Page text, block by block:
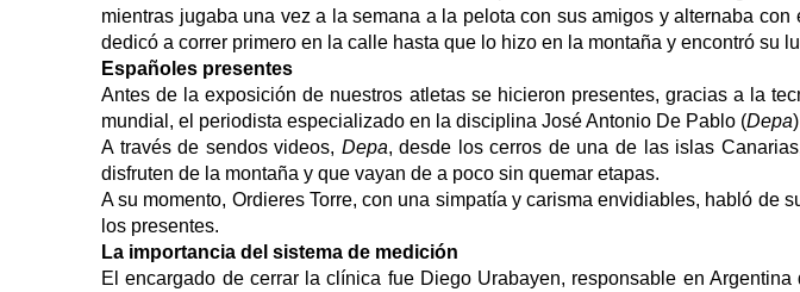
mientras jugaba una vez a la semana a la pelota con sus amigos y alternaba
dedicó a correr primero en la calle hasta que lo hizo en la montaña y encontró su
Españoles presentes
Antes de la exposición de nuestros atletas se hicieron presentes, gracias a la
mundial, el periodista especializado en la disciplina José Antonio De Pablo (Depa
A través de sendos videos, Depa, desde los cerros de una de las islas
disfruten de la montaña y que vayan de a poco sin quemar etapas.
A su momento, Ordieres Torre, con una simpatía y carisma envidiables, habló de
los presentes.
La importancia del sistema de medición
El encargado de cerrar la clínica fue Diego Urabayen, responsable en